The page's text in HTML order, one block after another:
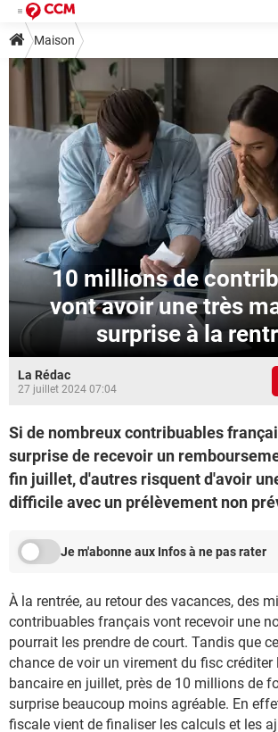
Maison
10 millions de
vont avoir une très
surprise à la
La Rédac
27 juillet 2024 07:04
Si de nombreux contribuables
surprise de recevoir un
fin juillet, d'autres risquent d'avoir
difficile avec un prélèvement non
Je m'abonne aux Infos à ne pas rater
À la rentrée, au retour des vacances, des
contribuables français vont recevoir une
pourrait les prendre de court. Tandis que
chance de voir un virement du fisc créditer
bancaire en juillet, près de 10 millions de
surprise beaucoup moins agréable. En
fiscale vient de finaliser les calculs et les